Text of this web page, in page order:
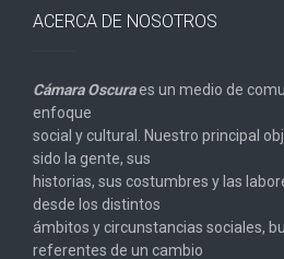
ACERCA DE NOSOTROS
Cámara Oscuraes un medio de
enfoque
social y cultural. Nuestro principal
sido la gente, sus
historias, sus costumbres y las
desde los distintos
ámbitos y circunstancias sociales,
referentes de un cambio